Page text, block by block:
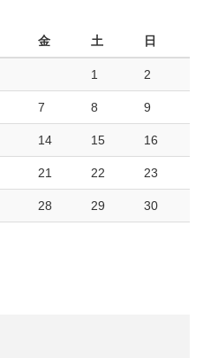
金 土 日
1 2
7 8 9
14 15 16
21 22 23
28 29 30